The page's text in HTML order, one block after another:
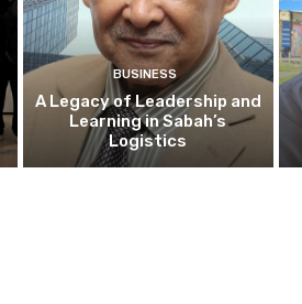
BUSINESS
A Legacy of Leadership and
Learning in Sabah’s
Logistics